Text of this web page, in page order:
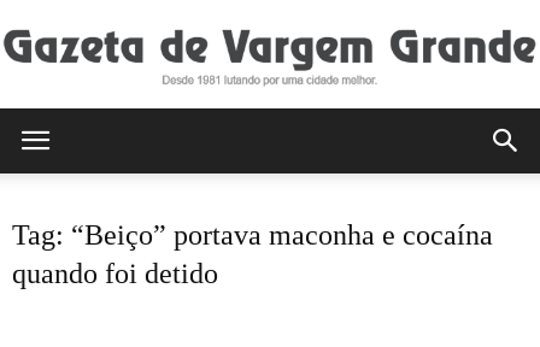
Tag: “Beiço” portava maconha e cocaína
quando foi detido